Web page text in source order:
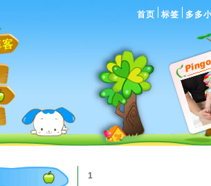
首页 标签 多多
1